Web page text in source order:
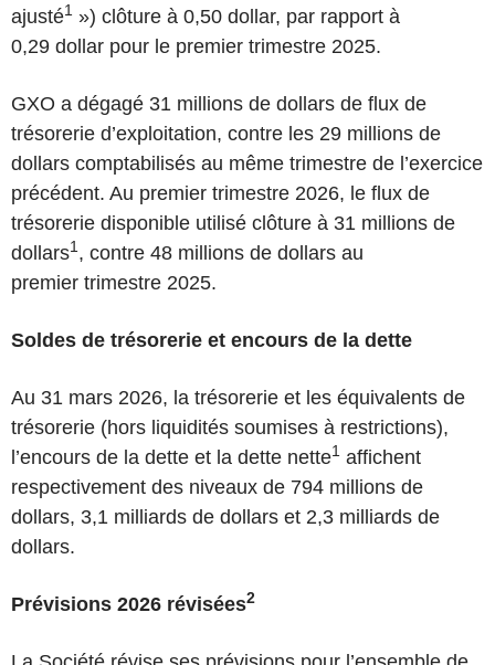
ajusté1
») clôture à 0,50 dollar, par rapport à
0,29 dollar pour le premier trimestre 2025.
GXO a dégagé 31 millions de dollars de flux de
trésorerie d’exploitation, contre les 29 millions de
dollars comptabilisés au même trimestre de l’exercice
précédent. Au premier trimestre 2026, le flux de
trésorerie disponible utilisé clôture à 31 millions de
dollars1 , contre 48 millions de dollars au
premier trimestre 2025.
Soldes de trésorerie et encours de la dette
Au 31 mars 2026, la trésorerie et les équivalents de
trésorerie (hors liquidités soumises à restrictions),
l’encours de la dette et la dette nette1 affichent
respectivement des niveaux de 794 millions de
dollars, 3,1 milliards de dollars et 2,3 milliards de
dollars.
Prévisions 2026 révisées2